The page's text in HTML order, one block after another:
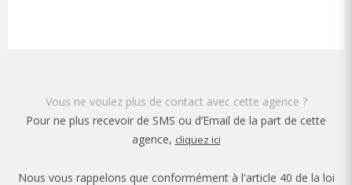
Vous ne voulez plus de contact avec cette agence ?
Pour ne plus recevoir de SMS ou d’Email de la part de cette
agence, cliquez ici
Nous vous rappelons que conformément à l'article 40 de la loi